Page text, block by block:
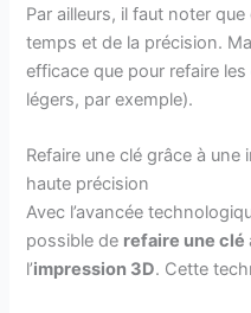
Par ailleurs, il faut noter
temps et de la précision.
efficace que pour refaire les
légers, par exemple).
Refaire une clé grâce à
haute précision
Avec l’avancée
possible de refaire une clé
l’impression 3D. Cette